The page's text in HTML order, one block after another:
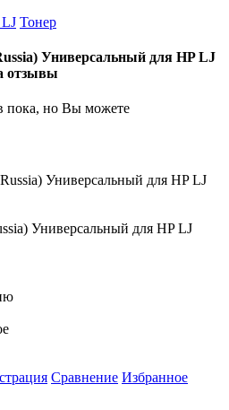
Тонер
Универсальный для HP LJ
отзывы
пока, но Вы можете
Универсальный для HP LJ
Сравнение Избранное